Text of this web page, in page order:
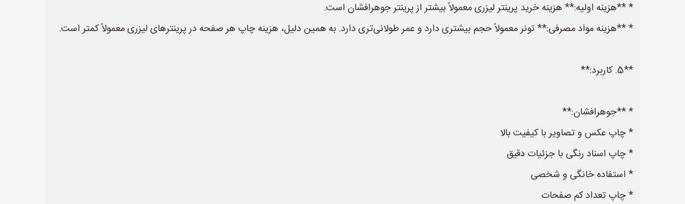
* **هزینه اولیه:** هزینه خرید پرینتر لیزری معمولاً بیشتر از پرینتر جوهرافشان است.
* **هزینه مواد مصرفی:** تونر معمولاً حجم بیشتری دارد و عمر طولانی‌تری دارد. به همین دلیل، هزینه چاپ هر صفحه در پرینترهای لیزری معمولاً کمتر است.
**5. کاربرد:**
* **جوهرافشان:**
* چاپ عکس و تصاویر با کیفیت بالا
* چاپ اسناد رنگی با جزئیات دقیق
* استفاده خانگی و شخصی
* چاپ تعداد کم صفحات